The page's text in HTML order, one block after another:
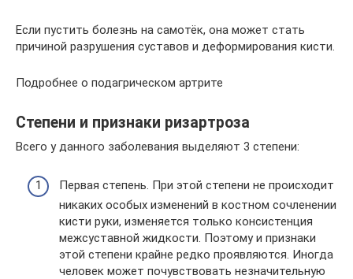
Если пустить болезнь на самотёк, она может стать
причиной разрушения суставов и деформирования кисти.
Подробнее о подагрическом артрите
Степени и признаки ризартроза
Всего у данного заболевания выделяют 3 степени:
Первая степень. При этой степени не происходит
никаких особых изменений в костном сочленении
кисти руки, изменяется только консистенция
межсуставной жидкости. Поэтому и признаки
этой степени крайне редко проявляются. Иногда
человек может почувствовать незначительную